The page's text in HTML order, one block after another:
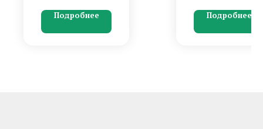
бело-черно-голубой
гамме.
Подробнее
деталями.
Подробнее